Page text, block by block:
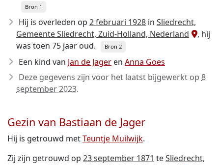
Bron 1
Hij is overleden op 2 februari 1928 in Sliedrecht,
Gemeente Sliedrecht, Zuid-Holland, Nederland
, hij
was toen 75 jaar oud.
Bron 2
Een kind van Jan de Jager en Anna Goes
Deze gegevens zijn voor het laatst bijgewerkt op 8
september 2023.
Gezin van Bastiaan de Jager
Hij is getrouwd metTeuntje Muilwijk.
Zij zijn getrouwd op 23 september 1871 teSliedrecht,